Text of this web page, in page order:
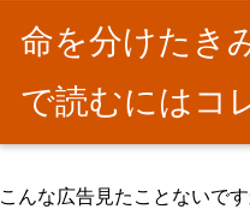
命を分けたき
で読むにはコ
こんな広告見たことないです